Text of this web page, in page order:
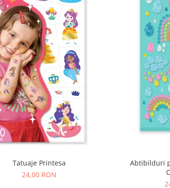
Tatuaje Printesa
24,00 RON
Abtibilduri